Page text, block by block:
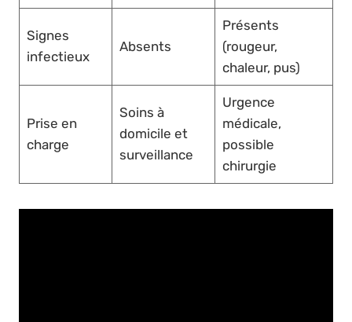
Signes
infectieux
Absents
Présents
(rougeur,
chaleur, pus)
Prise en
charge
Soins à
domicile et
surveillance
Urgence
médicale,
possible
chirurgie